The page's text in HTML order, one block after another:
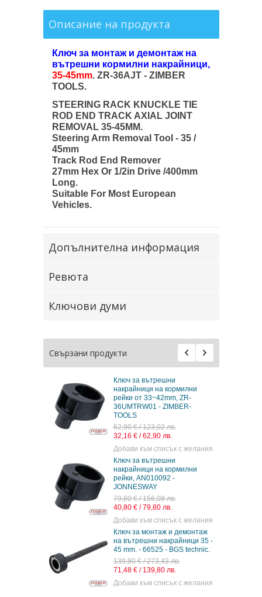
Описание на продукта
Ключ за монтаж и демонтаж на
вътрешни кормилни накрайници,
35-45mm. ZR-36AJT - ZIMBER
TOOLS.
STEERING RACK KNUCKLE TIE
ROD END TRACK AXIAL JOINT
REMOVAL 35-45MM.
Steering Arm Removal Tool - 35 /
45mm
Track Rod End Remover
27mm Hex Or 1/2in Drive /400mm
Long.
Suitable For Most European
Vehicles.
Допълнителна информация
Ревюта
Ключови думи
Свързани продукти
Ключ за вътрешни
накрайници на кормилни
рейки от 33~42mm, ZR-
36UMTRW01 - ZIMBER-
TOOLS
62,90 € / 123,02 лв.
32,16 € / 62,90 лв.
Добави към списък с желания
Ключ за вътрешни
накрайници на кормилни
рейки, AN010092 -
JONNESWAY
79,80 € / 156,08 лв.
40,80 € / 79,80 лв.
Добави към списък с желания
Ключ за монтаж и демонтаж
на вътрешни накрайници 35 -
45 mm. - 66525 - BGS technic.
139,80 € / 273,43 лв.
71,48 € / 139,80 лв.
Добави към списък с желания